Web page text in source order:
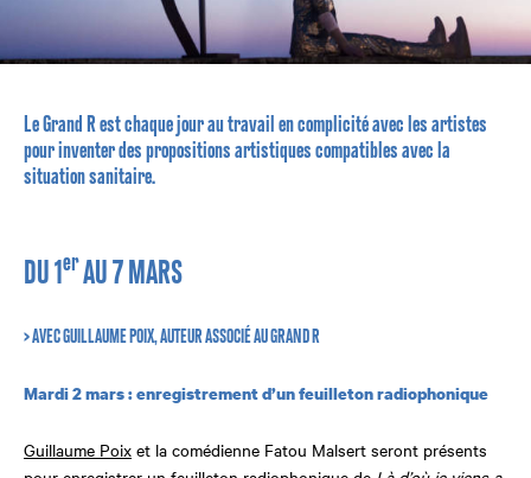
Le Grand R est chaque jour au travail en complicité avec les artistes
pour inventer des propositions artistiques compatibles avec la
situation sanitaire.
DU 1 er AU 7 MARS
>AVEC GUILLAUME POIX, AUTEUR ASSOCIÉAU GRAND R
Mardi 2 mars : enregistrement d’un feuilleton radiophonique
Guillaume Poix et la comédienne Fatou Malsert seront présents